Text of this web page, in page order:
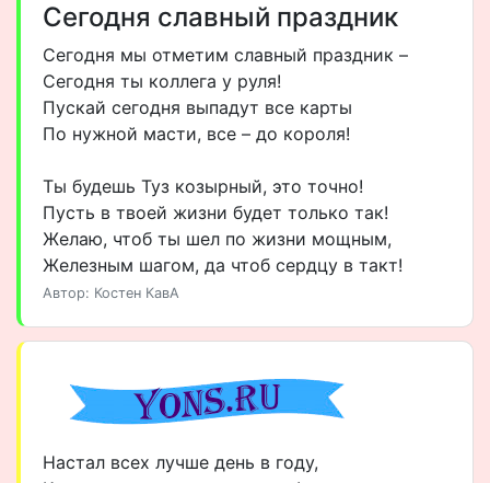
Сегодня славный праздник
Сегодня мы отметим славный праздник –
Сегодня ты коллега у руля!
Пускай сегодня выпадут все карты
По нужной масти, все – до короля!
Ты будешь Туз козырный, это точно!
Пусть в твоей жизни будет только так!
Желаю, чтоб ты шел по жизни мощным,
Железным шагом, да чтоб сердцу в такт!
Автор: Костен КавА
Настал всех лучше день в году,